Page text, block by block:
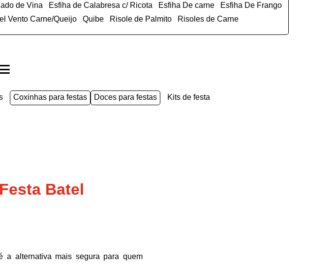
de Vina Esfiha de Calabresa c/ Ricota Esfiha De carne
Esfiha De Frango
Vento Carne/Queijo Quibe Risole de Palmito Risoles de Carne
coxinhas para festas doces para festas kits de festa
Batel
a alternativa mais segura para quem